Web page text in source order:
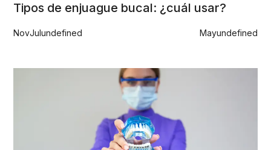
Tipos de enjuague bucal: ¿cuál usar?
NovJulundefined Mayundefined